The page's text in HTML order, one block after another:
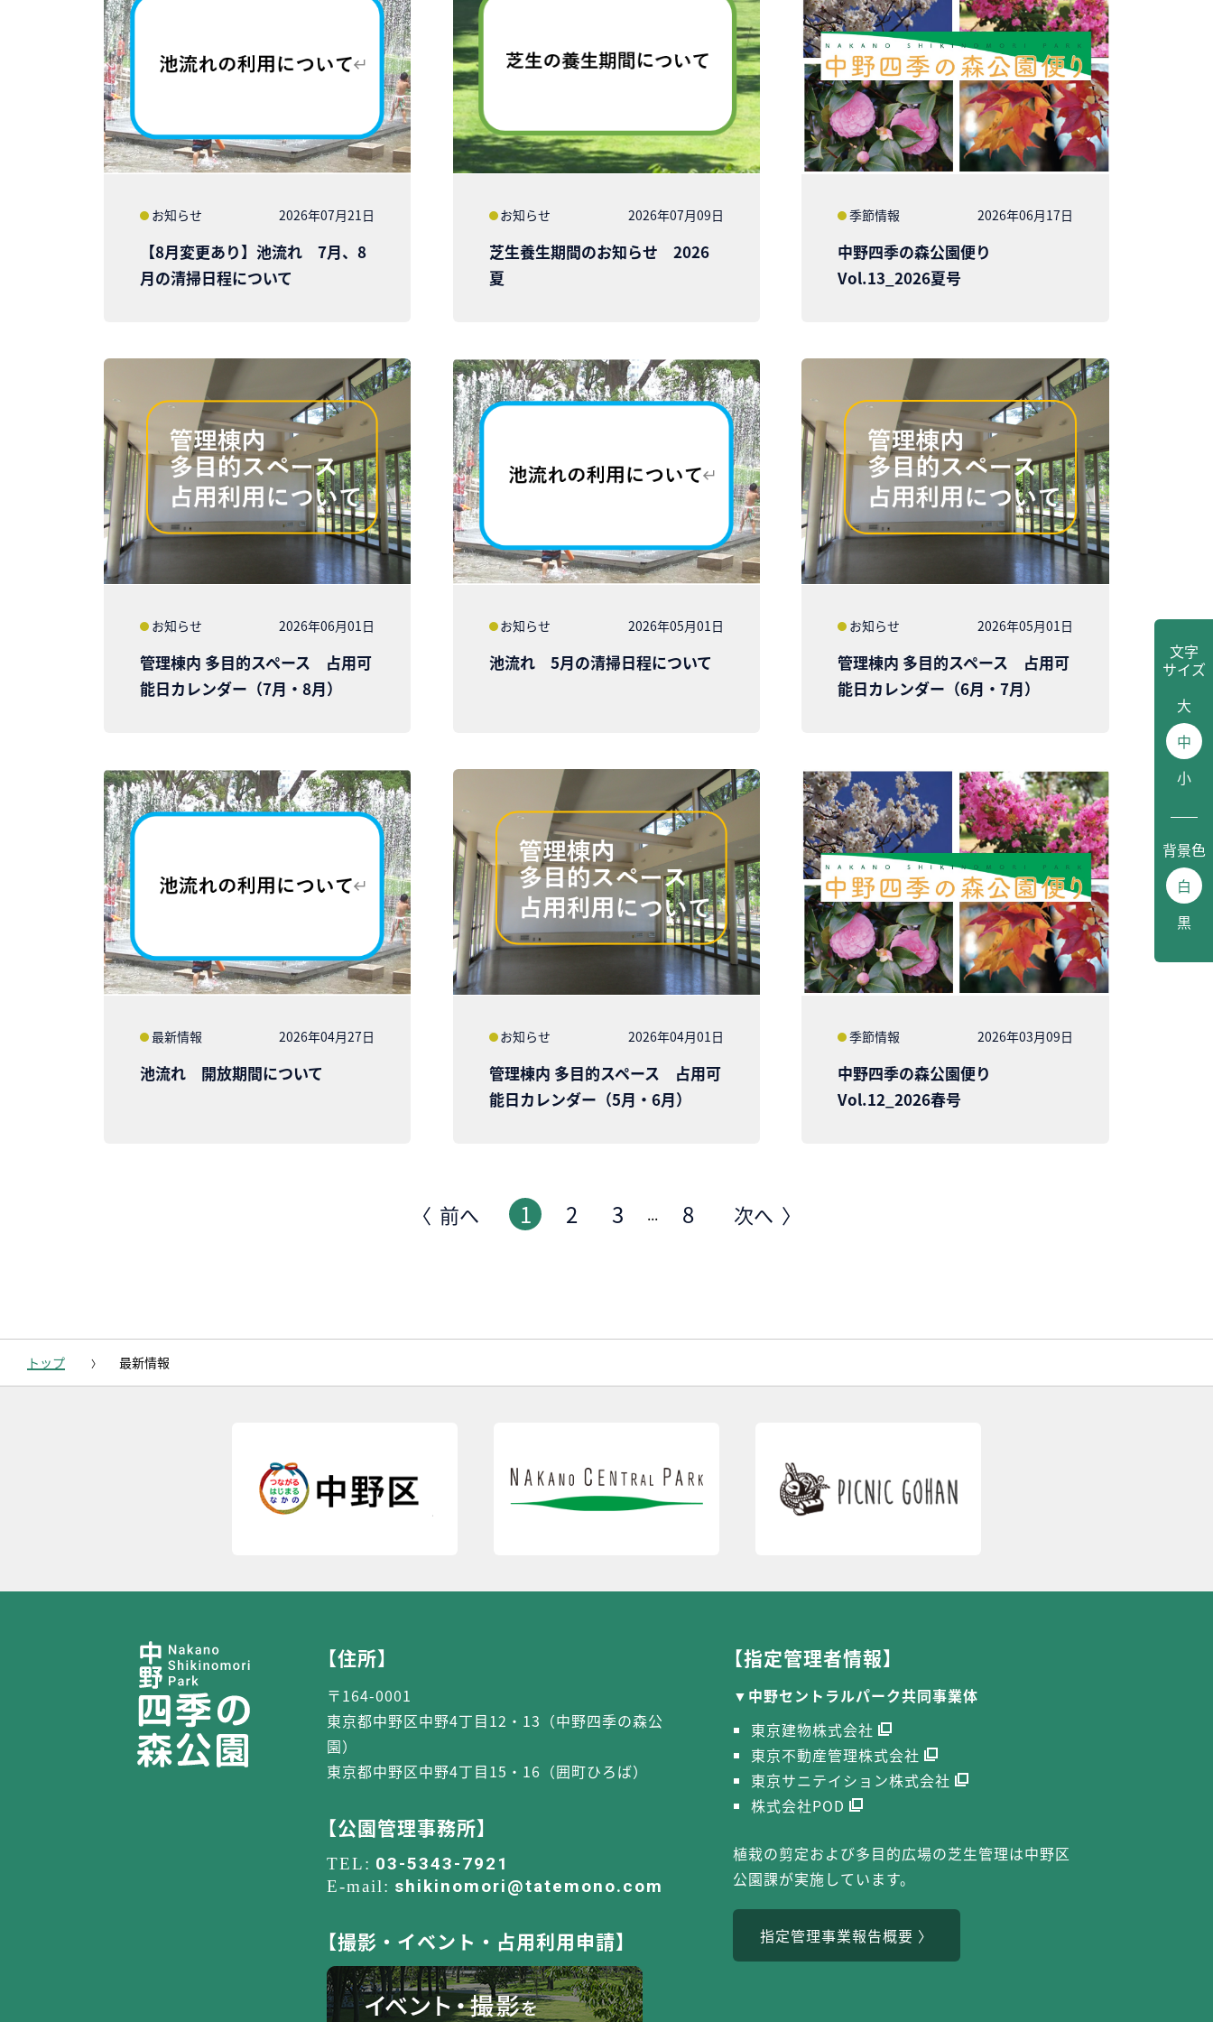
お知らせ 2026年07月21日
【8月変更あり】池流れ 7月、8
月の清掃日程について
お知らせ 2026年07月09日
芝生養生期間のお知らせ 2026
夏
季節情報 2026年06月17日
中野四季の森公園便り
Vol.13_2026夏号
お知らせ 2026年06月01日
管理棟内 多目的スペース 占用可
能日カレンダー（7月・8月）
お知らせ 2026年05月01日
池流れ 5月の清掃日程について
お知らせ 2026年05月01日
管理棟内 多目的スペース 占用可
能日カレンダー（6月・7月）
最新情報 2026年04月27日
池流れ 開放期間について
お知らせ 2026年04月01日
管理棟内 多目的スペース 占用可
能日カレンダー（5月・6月）
季節情報 2026年03月09日
中野四季の森公園便り
Vol.12_2026春号
前へ 1 2 3 ... 8 次へ
トップ 最新情報
【住所】
〒164-0001
東京都中野区中野4丁目12・13（中野四季の森公
園）
東京都中野区中野4丁目15・16（囲町ひろば）
【公園管理事務所】
03-5343-7921
shikinomori@tatemono.com
【撮影・イベント・占用利用申請】
【指定管理者情報】
中野セントラルパーク共同事業体
東京建物株式会社
東京不動産管理株式会社
東京サニテイション株式会社
株式会社POD
植栽の剪定および多目的広場の芝生管理は中野区
公園課が実施しています。
指定管理事業報告概要
文字
サイズ
大
中
小
背景色
白
黒